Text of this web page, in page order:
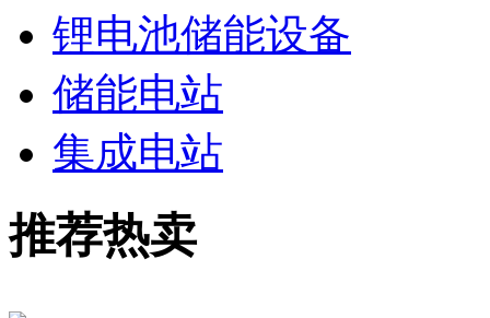
锂电池储能设备
储能电站
集成电站
推荐热卖